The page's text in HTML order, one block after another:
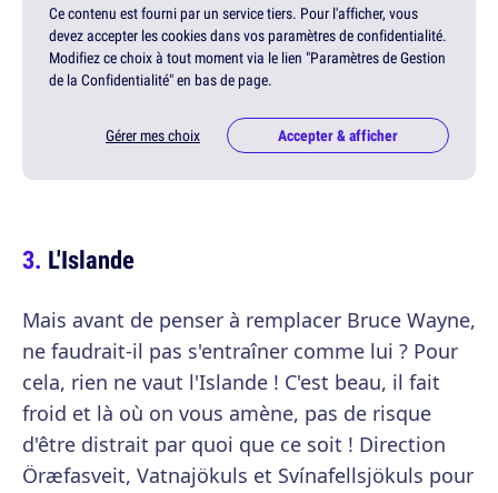
Ce contenu est fourni par un service tiers. Pour l'afficher, vous
devez accepter les cookies dans vos paramètres de confidentialité.
Modifiez ce choix à tout moment via le lien "Paramètres de Gestion
de la Confidentialité" en bas de page.
Gérer mes choix Accepter & afficher
L'Islande
Mais avant de penser à remplacer Bruce Wayne,
ne faudrait-il pas s'entraîner comme lui ? Pour
cela, rien ne vaut l'Islande ! C'est beau, il fait
froid et là où on vous amène, pas de risque
d'être distrait par quoi que ce soit ! Direction
Öræfasveit, Vatnajökuls et Svínafellsjökuls pour